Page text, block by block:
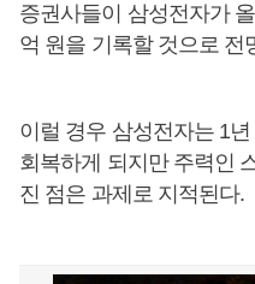
증권사들이 삼성전자가
억 원을 기록할 것으로 전
이럴 경우 삼성전자는 1
회복하게 되지만 주력인
진 점은 과제로 지적된다.